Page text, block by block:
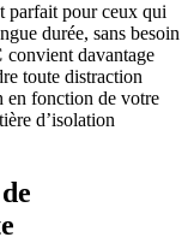
parfait pour ceux qui
durée, sans besoin
convient davantage
toute distraction
en fonction de votre
d’isolation